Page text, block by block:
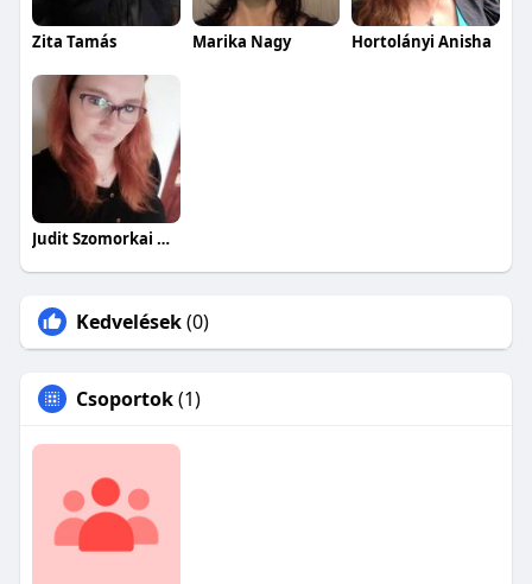
Zita Tamás Marika Nagy Hortolányi Anisha
Judit Szomorkai Heffnerné
Kedvelések(0)
Csoportok(1)